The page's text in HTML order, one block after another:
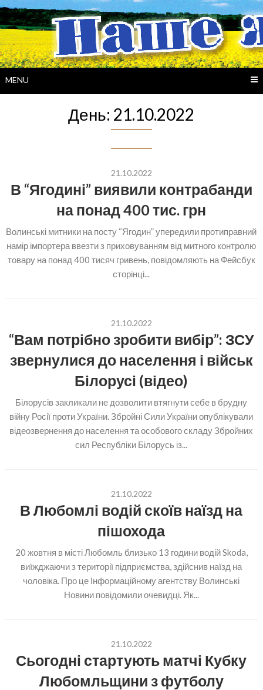
Skip
to
content
MENU
День: 21.10.2022
21.10.2022
В “Ягодині” виявили контрабанди
на понад 400 тис. грн
Волинські митники на посту “Ягодин” упередили протиправний
намір імпортера ввезти з приховуванням від митного контролю
товару на понад 400 тисяч гривень, повідомляють на Фейсбук
сторінці...
21.10.2022
“Вам потрібно зробити вибір”: ЗСУ
звернулися до населення і військ
Білорусі (відео)
Білорусів закликали не дозволити втягнути себе в брудну
війну Росії проти України. Збройні Сили України опублікували
відеозвернення до населення та особового складу Збройних
сил Республіки Білорусь із...
21.10.2022
В Любомлі водій скоїв наїзд на
пішохода
20 жовтня в місті Любомль близько 13 години водій Skoda,
виїжджаючи з території підприємства, здійснив наїзд на
чоловіка. Про це Інформаційному агентству Волинські
Новини повідомили очевидці. Як...
21.10.2022
Сьогодні стартують матчі Кубку
Любомльщини з футболу